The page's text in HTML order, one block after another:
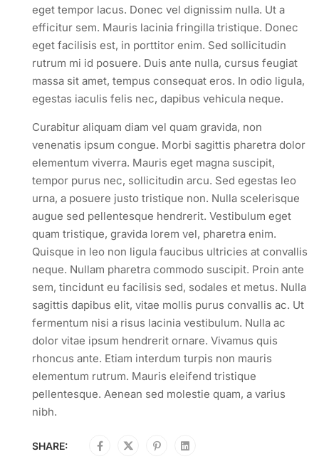
eget tempor lacus. Donec vel dignissim nulla. Ut a
efficitur sem. Mauris lacinia fringilla tristique. Donec
eget facilisis est, in porttitor enim. Sed sollicitudin
rutrum mi id posuere. Duis ante nulla, cursus feugiat
massa sit amet, tempus consequat eros. In odio ligula,
egestas iaculis felis nec, dapibus vehicula neque.
Curabitur aliquam diam vel quam gravida, non
venenatis ipsum congue. Morbi sagittis pharetra dolor
elementum viverra. Mauris eget magna suscipit,
tempor purus nec, sollicitudin arcu. Sed egestas leo
urna, a posuere justo tristique non. Nulla scelerisque
augue sed pellentesque hendrerit. Vestibulum eget
quam tristique, gravida lorem vel, pharetra enim.
Quisque in leo non ligula faucibus ultricies at convallis
neque. Nullam pharetra commodo suscipit. Proin ante
sem, tincidunt eu facilisis sed, sodales et metus. Nulla
sagittis dapibus elit, vitae mollis purus convallis ac. Ut
fermentum nisi a risus lacinia vestibulum. Nulla ac
dolor vitae ipsum hendrerit ornare. Vivamus quis
rhoncus ante. Etiam interdum turpis non mauris
elementum rutrum. Mauris eleifend tristique
pellentesque. Aenean sed molestie quam, a varius
nibh.
SHARE: